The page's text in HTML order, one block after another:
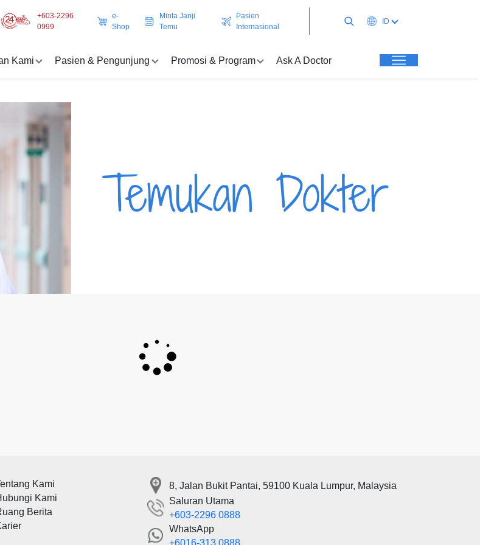
+603-2296
0999
e-
Shop
Minta Janji
Temu
Pasien
Internasional
ID
Kami Pasien & Pengunjung Promosi & Program Ask A Doctor
Temukan Dokter
Kami
Kami
Berita
8, Jalan Bukit Pantai, 59100 Kuala Lumpur, Malaysia
Saluran Utama
+603-2296 0888
WhatsApp
+6016-313 0888